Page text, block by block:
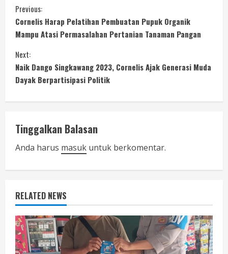
C
o
n
t
i
n
u
e
a
d
Previous:
Cornelis Harap Pelatihan Pembuatan Pupuk Organik
Mampu Atasi Permasalahan Pertanian Tanaman Pangan
Next:
Naik Dango Singkawang 2023, Cornelis Ajak Generasi Muda
Dayak Berpartisipasi Politik
Tinggalkan Balasan
Anda harus masuk untuk berkomentar.
RELATED NEWS